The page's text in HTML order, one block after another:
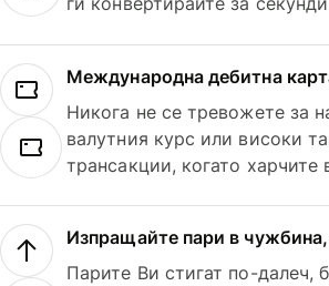
Международна дебитна
Никога не се тревожете за
валутния курс или високи
трансакции, когато харчите
Изпращайте пари в чужбина,
Парите Ви стигат по-далеч,